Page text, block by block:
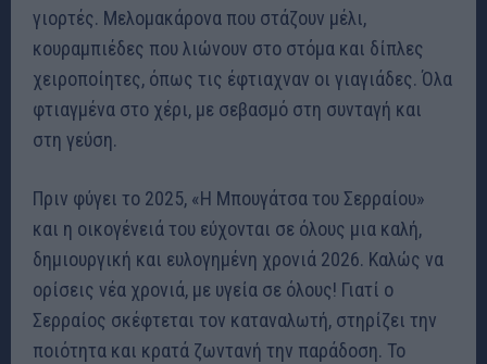
γιορτές. Μελομακάρονα που στάζουν μέλι,
κουραμπιέδες που λιώνουν στο στόμα και δίπλες
χειροποίητες, όπως τις έφτιαχναν οι γιαγιάδες. Όλα
φτιαγμένα στο χέρι, με σεβασμό στη συνταγή και
στη γεύση.
Πριν φύγει το 2025, «Η Μπουγάτσα του Σερραίου»
και η οικογένειά του εύχονται σε όλους μια καλή,
δημιουργική και ευλογημένη χρονιά 2026. Καλώς να
ορίσεις νέα χρονιά, με υγεία σε όλους! Γιατί ο
Σερραίος σκέφτεται τον καταναλωτή, στηρίζει την
ποιότητα και κρατά ζωντανή την παράδοση. Το